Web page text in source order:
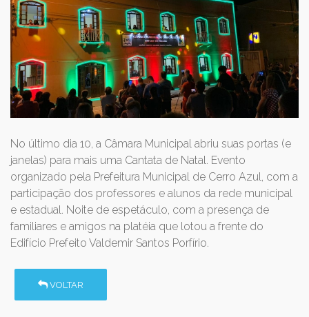
No último dia 10, a Câmara Municipal abriu suas portas (e
janelas) para mais uma Cantata de Natal. Evento
organizado pela Prefeitura Municipal de Cerro Azul, com a
participação dos professores e alunos da rede municipal
e estadual. Noite de espetáculo, com a presença de
familiares e amigos na platéia que lotou a frente do
Edifício Prefeito Valdemir Santos Porfírio.
VOLTAR